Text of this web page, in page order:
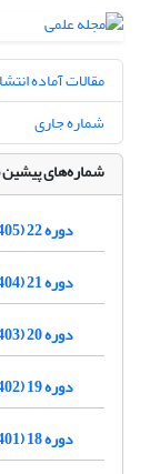
مقالات آماده
شماره جاری
شماره‌های
دوره 22 (1405)
دوره 21 (1404)
دوره 20 (1403)
دوره 19 (1402)
دوره 18 (1401)